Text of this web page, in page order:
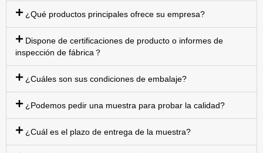
¿Qué productos principales ofrece su empresa?
Dispone de certificaciones de producto o informes de
inspección de fábrica？
¿Cuáles son sus condiciones de embalaje?
¿Podemos pedir una muestra para probar la calidad?
¿Cuál es el plazo de entrega de la muestra?